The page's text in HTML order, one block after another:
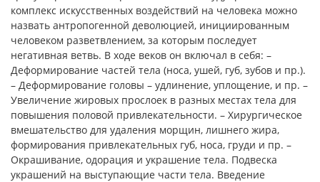
комплекс искусственных воздействий на человека можно
назвать антропогенной деволюцией, инициированным
человеком разветвлением, за которым последует
негативная ветвь. В ходе веков он включал в себя: –
Деформирование частей тела (носа, ушей, губ, зубов и пр.).
– Деформирование головы – удлинение, уплощение, и пр. –
Увеличение жировых прослоек в разных местах тела для
повышения половой привлекательности. – Хирургическое
вмешательство для удаления морщин, лишнего жира,
формирования привлекательных губ, носа, груди и пр. –
Окрашивание, одорация и украшение тела. Подвеска
украшений на выступающие части тела. Введение